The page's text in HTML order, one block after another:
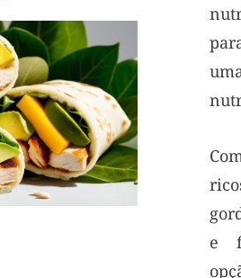
e